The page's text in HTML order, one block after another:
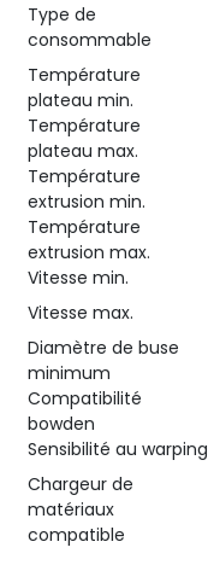
Type de
consommable
Température
plateau min.
Température
plateau max.
Température
extrusion min.
Température
extrusion max.
Vitesse min.
Vitesse max.
Diamètre de buse
minimum
Compatibilité
bowden
Sensibilité au warping
Chargeur de
matériaux
compatible